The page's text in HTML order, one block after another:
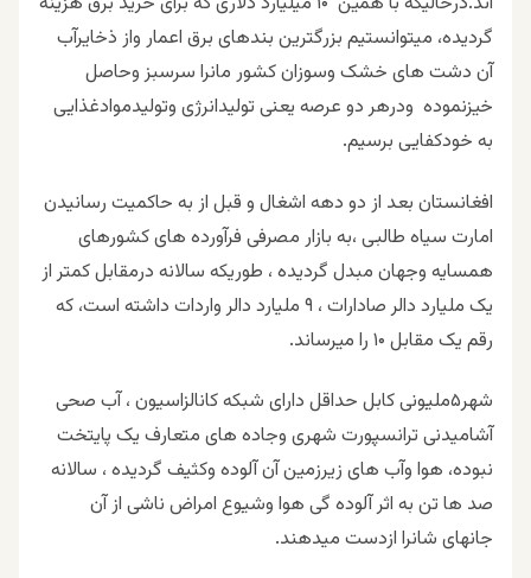
گردیده، میتوانستیم بزرگترین بندهای برق اعمار واز ذخایرآب
آن دشت های خشک وسوزان کشور مانرا سرسبز وحاصل
خیزنموده ودرهر دو عرصه یعنی تولیدانرژی وتولیدموادغذایی
به خودکفایی برسیم.
افغانستان بعد از دو دهه اشغال و قبل از به حاکمیت رسانیدن
امارت سیاه طالبی ،به بازار مصرفی فرآورده های کشورهای
همسایه وجهان مبدل گردیده ، طوریکه سالانه درمقابل کمتر از
یک ملیارد دالر صادارات ، ۹ ملیارد دالر واردات داشته است، که
رقم یک مقابل ۱۰ را میرساند.
شهر۵ملیونی کابل حداقل دارای شبکه کانالزاسیون ، آب صحی
آشامیدنی ترانسپورت شهری وجاده های متعارف یک پایتخت
نبوده، هوا وآب های زیرزمین آن آلوده وکثیف گردیده ، سالانه
صد ها تن به اثر آلوده گی هوا وشیوع امراض ناشی از آن
جانهای شانرا ازدست میدهند.